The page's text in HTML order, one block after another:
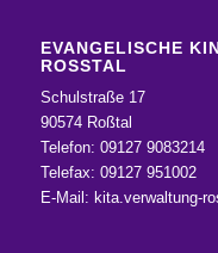
EVANGELISCHE
ROSSTAL
Schulstraße 17
90574 Roßtal
Telefon: 09127 9083214
Telefax: 09127 951002
E-Mail: kita.verwaltung-